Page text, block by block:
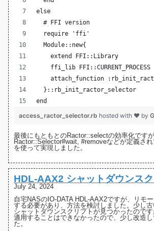
else
  # FFI version
  require 'ffi'
  Module::new{
    extend FFI::Library
    ffi_lib FFI::CURRENT_PROCESS
attach_function
  }::rb_init_ractor_selector
end
access_ractor_selector.rb hosted with ❤ by
最後にもともとのRactor::selectの効率化ですが
Ractor::Selector#wait, #removeなどが定義さ
を使って実現しました。
HDL-AAX2 シャットダウンス
July 24, 2024
自宅NASの IO-DATA HDL-AAX2ですが、リモ
する必要があり、方法を検討しました。少し
シャットダウンスクリプト が見つかったので
適用することはできなかったので、少し改造
た。